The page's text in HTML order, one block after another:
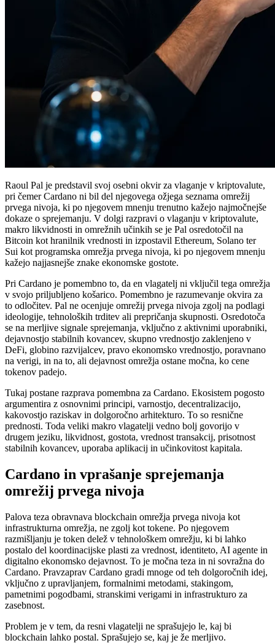
Raoul Pal je predstavil svoj osebni okvir za vlaganje v kriptovalute,
pri čemer Cardano ni bil del njegovega ožjega seznama omrežij
prvega nivoja, ki po njegovem mnenju trenutno kažejo najmočnejše
dokaze o sprejemanju. V dolgi razpravi o vlaganju v kriptovalute,
makro likvidnosti in omrežnih učinkih se je Pal osredotočil na
Bitcoin kot hranilnik vrednosti in izpostavil Ethereum, Solano ter
Sui kot programska omrežja prvega nivoja, ki po njegovem mnenju
kažejo najjasnejše znake ekonomske gostote.
Pri Cardano je pomembno to, da en vlagatelj ni vključil tega omrežja
v svojo priljubljeno košarico. Pomembno je razumevanje okvira za
to odločitev. Pal ne ocenjuje omrežij prvega nivoja zgolj na podlagi
ideologije, tehnoloških trditev ali prepričanja skupnosti. Osredotoča
se na merljive signale sprejemanja, vključno z aktivnimi uporabniki,
dejavnostjo stabilnih kovancev, skupno vrednostjo zaklenjeno v
DeFi, globino razvijalcev, pravo ekonomsko vrednostjo, poravnano
na verigi, in na to, ali dejavnost omrežja ostane močna, ko cene
tokenov padejo.
Tukaj postane razprava pomembna za Cardano. Ekosistem pogosto
argumentira z osnovnimi principi, varnostjo, decentralizacijo,
kakovostjo raziskav in dolgoročno arhitekturo. To so resnične
prednosti. Toda veliki makro vlagatelji vedno bolj govorijo v
drugem jeziku, likvidnost, gostota, vrednost transakcij, prisotnost
stabilnih kovancev, uporaba aplikacij in učinkovitost kapitala.
Cardano in vprašanje sprejemanja
omrežij prvega nivoja
Palova teza obravnava blockchain omrežja prvega nivoja kot
infrastrukturna omrežja, ne zgolj kot tokene. Po njegovem
razmišljanju je token delež v tehnološkem omrežju, ki bi lahko
postalo del koordinacijske plasti za vrednost, identiteto, AI agente in
digitalno ekonomsko dejavnost. To je močna teza in ni sovražna do
Cardano. Pravzaprav Cardano gradi mnoge od teh dolgoročnih idej,
vključno z upravljanjem, formalnimi metodami, stakingom,
pametnimi pogodbami, stranskimi verigami in infrastrukturo za
zasebnost.
Problem je v tem, da resni vlagatelji ne sprašujejo le, kaj bi
blockchain lahko postal. Sprašujejo se, kaj je že merljivo.